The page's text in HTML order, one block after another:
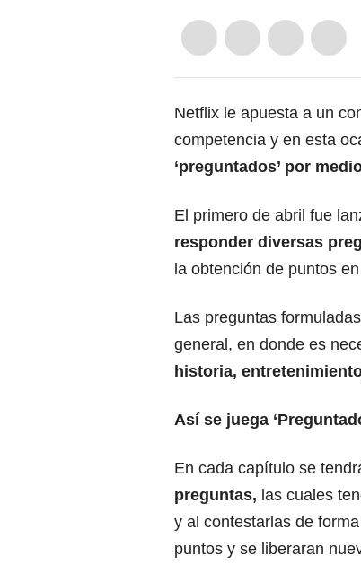
Netflix le apuesta a un
competencia y en esta
‘preguntados’ por
El primero de abril fue
responder diversas
la obtención de puntos
Las preguntas
general, en donde es
historia,
Así se juega
En cada capítulo se
preguntas, las cuales
y al contestarlas de
puntos y se liberaran